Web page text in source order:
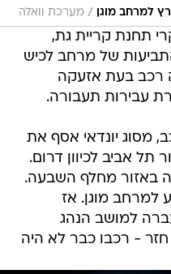
למרחב מוגן / מערכת וואלה
תחנת קריית גת,
של מרחב לכיש
רכב בעת אזעקה
עבירות תעבורה.
מסוג יונדאי אסף את
אביב לכיוון דרום.
באזור מחלף השבעה.
למרחב מוגן. אז
למושב הנהג
- רכבו כבר לא היה